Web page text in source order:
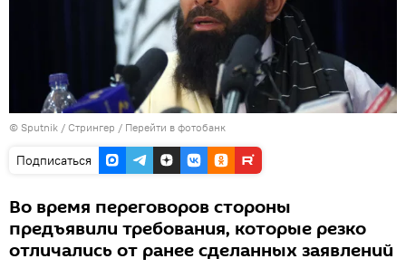
© Sputnik / Стрингер / Перейти в фотобанк
Подписаться
Во время переговоров стороны
предъявили требования, которые резко
отличались от ранее сделанных заявлений